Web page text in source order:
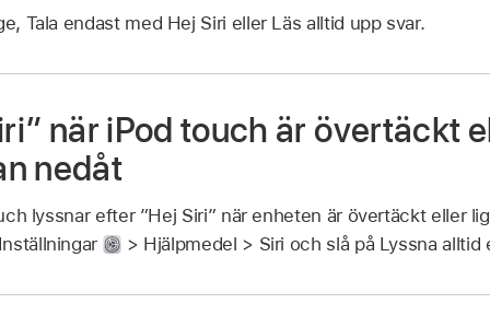
Tala endast med Hej Siri eller Läs alltid upp svar.
när iPod touch är övertäckt
nedåt
lyssnar efter ”Hej Siri” när enheten är övertäckt eller
> Hjälpmedel > Siri och slå på Lyssna alltid